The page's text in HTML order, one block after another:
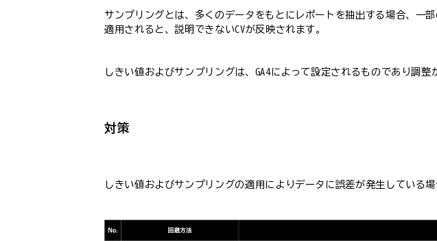
サンプリングとは、多くのデータをもとにレポートを抽出する場合、一
適用されると、説明できないCVが反映されます。
しきい値およびサンプリングは、GA4によって設定されるものであり調整
対策
しきい値およびサンプリングの適用によりデータに誤差が発生している